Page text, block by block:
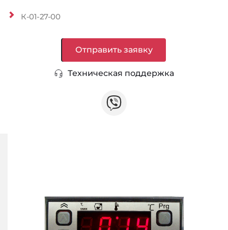
К-01-27-00
Отправить заявку
Техническая поддержка